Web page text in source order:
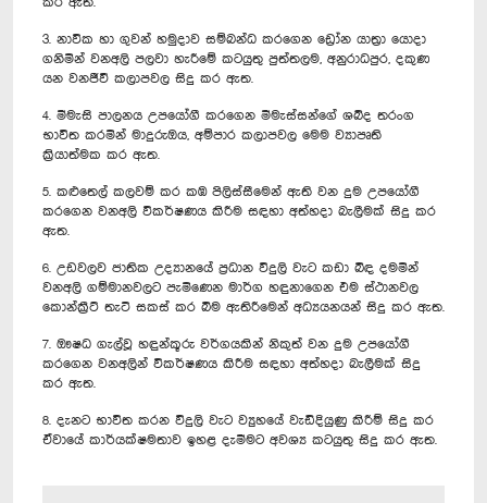
3. නාවික හා ගුවන් හමුදාව සම්බන්ධ කරගෙන ඩ්‍රෝන යාත්‍රා යොදා
ගනිමින් වනඅලි පලවා හැරීමේ කටයුතු පුත්තලම, අනුරාධපුර, දකුණ
යන වනජීවී කලාපවල සිදු කර ඇත.
4. මීමැසි පාලනය උපයෝගී කරගෙන මීමැස්සන්ගේ ශබ්ද තරංග
භාවිත කරමින් මාදුරුඔය, අම්පාර කලාපවල මෙම ව්‍යාපෘති
ක්‍රියාත්මක කර ඇත.
5. කළුතෙල් කලවම් කර කඹ පිලිස්සීමෙන් ඇති වන දුම උපයෝගී
කරගෙන වනඅලි විකර්ෂණය කිරීම සඳහා අත්හදා බැලීමක් සිදු කර
ඇත.
6. උඩවලව ජාතික උද්‍යානයේ ප්‍රධාන විදුලි වැට කඩා බිඳ දමමින්
වනඅලි ගම්මානවලට පැමිණෙන මාර්ග හඳුනාගෙන එම ස්ථානවල
කොන්ක්‍රීට් තැටි සකස් කර බිම ඇතිරීමෙන් අධ්‍යයනයන් සිදු කර ඇත.
7. ඖෂධ ගැල්වූ හඳුන්කූරු වර්ගයකින් නිකුත් වන දුම උපයෝගී
කරගෙන වනඅලින් විකර්ෂණය කිරීම සඳහා අත්හදා බැලීමක් සිදු
කර ඇත.
8. දැනට භාවිත කරන විදුලි වැට ව්‍යුහයේ වැඩිදියුණු කිරීම් සිදු කර
ඒවායේ කාර්යක්ෂමතාව ඉහළ දැමීමට අවශ්‍ය කටයුතු සිදු කර ඇත.